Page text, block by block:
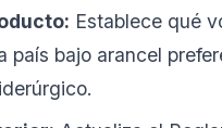
Establece qué
país bajo arancel